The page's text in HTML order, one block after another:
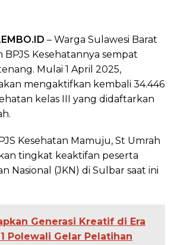
– Warga Sulawesi Barat
Kesehatannya sempat
Mulai 1 April 2025,
mengaktifkan kembali 34.446
kelas III yang didaftarkan
Kesehatan Mamuju, St Umrah
tingkat keaktifan peserta
Nasional (JKN) di Sulbar saat ini
Generasi Kreatif di Era
Polewali Gelar Pelatihan